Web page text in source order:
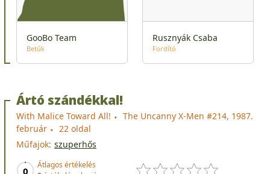
GooBo Team
Betűk
Rusznyák Csaba
Fordító
Ártó szándékkal!
With Malice Toward All!
The Uncanny X-Men #214, 1987.
február
22 oldal
Műfajok: szuperhős
0
Átlagos értékelés